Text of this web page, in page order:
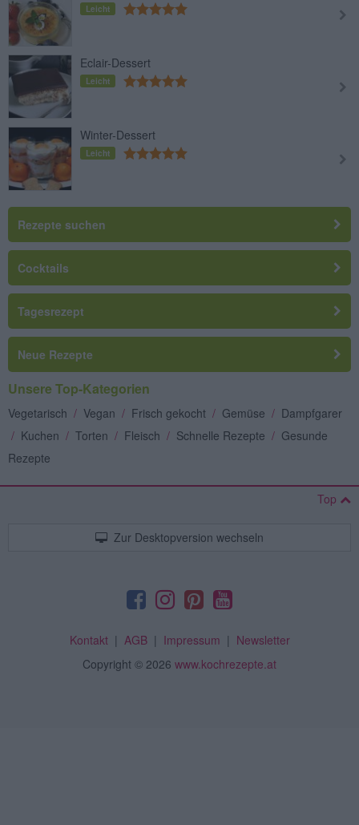
Leicht
Eclair-Dessert
Leicht
Winter-Dessert
Leicht
Rezepte suchen
Cocktails
Tagesrezept
Neue Rezepte
Unsere Top-Kategorien
Vegetarisch / Vegan / Frisch gekocht / Gemüse / Dampfgarer
/ Kuchen / Torten / Fleisch / Schnelle Rezepte / Gesunde
Rezepte
Top
Zur Desktopversion wechseln
Kontakt| AGB| Impressum | Newsletter
Copyright © 2026 www.kochrezepte.at